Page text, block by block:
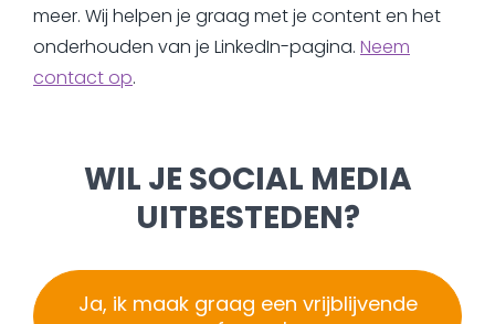
meer. Wij helpen je graag met je content en het
onderhouden van je LinkedIn-pagina. Neem
contact op.
WIL JE SOCIAL MEDIA
UITBESTEDEN?
Ja, ik maak graag een vrijblijvende